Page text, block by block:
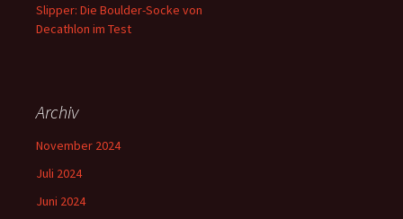
Slipper: Die Boulder-Socke von
Decathlon im Test
Archiv
November 2024
Juli 2024
Juni 2024